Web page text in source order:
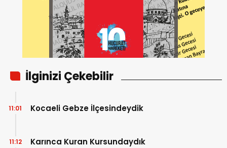
İlginizi Çekebilir
Kocaeli Gebze İlçesindeydik
11:01
Karınca Kuran Kursundaydık
11:12